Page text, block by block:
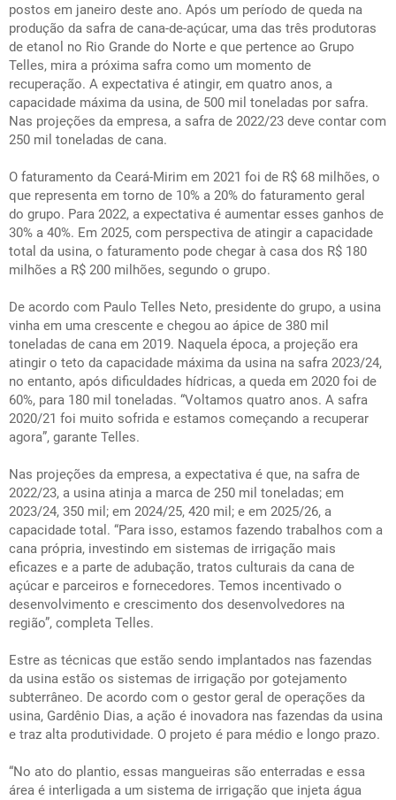
postos em janeiro deste ano. Após um período de queda na
produção da safra de cana-de-açúcar, uma das três produtoras
de etanol no Rio Grande do Norte e que pertence ao Grupo
Telles, mira a próxima safra como um momento de
recuperação. A expectativa é atingir, em quatro anos, a
capacidade máxima da usina, de 500 mil toneladas por safra.
Nas projeções da empresa, a safra de 2022/23 deve contar com
250 mil toneladas de cana.
O faturamento da Ceará-Mirim em 2021 foi de R$ 68 milhões, o
que representa em torno de 10% a 20% do faturamento geral
do grupo. Para 2022, a expectativa é aumentar esses ganhos de
30% a 40%. Em 2025, com perspectiva de atingir a capacidade
total da usina, o faturamento pode chegar à casa dos R$ 180
milhões a R$ 200 milhões, segundo o grupo.
De acordo com Paulo Telles Neto, presidente do grupo, a usina
vinha em uma crescente e chegou ao ápice de 380 mil
toneladas de cana em 2019. Naquela época, a projeção era
atingir o teto da capacidade máxima da usina na safra 2023/24,
no entanto, após dificuldades hídricas, a queda em 2020 foi de
60%, para 180 mil toneladas. “Voltamos quatro anos. A safra
2020/21 foi muito sofrida e estamos começando a recuperar
agora”, garante Telles.
Nas projeções da empresa, a expectativa é que, na safra de
2022/23, a usina atinja a marca de 250 mil toneladas; em
2023/24, 350 mil; em 2024/25, 420 mil; e em 2025/26, a
capacidade total. “Para isso, estamos fazendo trabalhos com a
cana própria, investindo em sistemas de irrigação mais
eficazes e a parte de adubação, tratos culturais da cana de
açúcar e parceiros e fornecedores. Temos incentivado o
desenvolvimento e crescimento dos desenvolvedores na
região”, completa Telles.
Estre as técnicas que estão sendo implantados nas fazendas
da usina estão os sistemas de irrigação por gotejamento
subterrâneo. De acordo com o gestor geral de operações da
usina, Gardênio Dias, a ação é inovadora nas fazendas da usina
e traz alta produtividade. O projeto é para médio e longo prazo.
“No ato do plantio, essas mangueiras são enterradas e essa
área é interligada a um sistema de irrigação que injeta água